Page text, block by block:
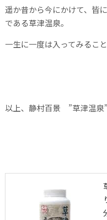
遥か昔から今にかけて、皆
である草津温泉。
一生に一度は入ってみるこ
以上、静村百景 ”草津温泉